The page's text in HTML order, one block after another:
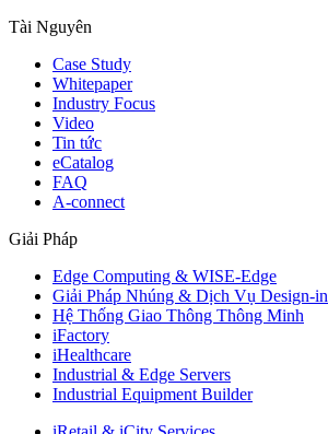
Tài Nguyên
Case Study
Whitepaper
Industry Focus
Video
Tin tức
eCatalog
FAQ
A-connect
Giải Pháp
Edge Computing & WISE-Edge
Giải Pháp Nhúng & Dịch Vụ Design-in
Hệ Thống Giao Thông Thông Minh
iFactory
iHealthcare
Industrial & Edge Servers
Industrial Equipment Builder